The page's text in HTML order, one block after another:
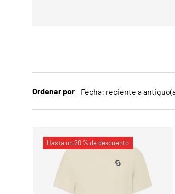
Ordenar por Fecha: reciente a
Hasta un 20 % de descuento